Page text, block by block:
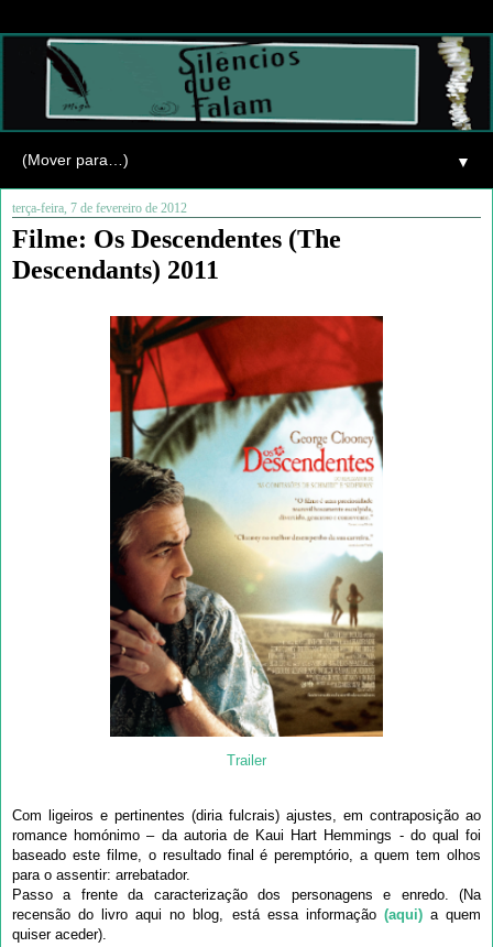
▼
terça-feira, 7 de fevereiro de 2012
Filme: Os Descendentes (The
Descendants) 2011
Trailer
Com ligeiros e pertinentes (diria fulcrais) ajustes, em contraposição ao
romance homónimo – da autoria de Kaui Hart Hemmings - do qual foi
baseado este filme, o resultado final é peremptório, a quem tem olhos
para o assentir: arrebatador.
Passo a frente da caracterização dos personagens e enredo. (Na
recensão do livro aqui no blog, está essa informação (aqui)a quem
quiser aceder).